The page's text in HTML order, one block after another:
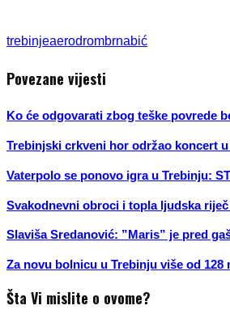
trebinjeaerodrombrnabić
Povezane vijesti
Ko će odgovarati zbog teške povrede
Trebinjski crkveni hor održao koncert
Vaterpolo se ponovo igra u Trebinju:
Svakodnevni obroci i topla ljudska
Slaviša Sredanović: ”Maris” je pred
Za novu bolnicu u Trebinju više od 128
Šta Vi mislite o ovome?